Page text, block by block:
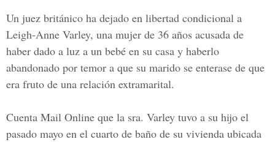
Un juez británico ha dejado en libertad condicional a
Leigh-Anne Varley, una mujer de 36 años acusada de
haber dado a luz a un bebé en su casa y haberlo
abandonado por temor a que su marido se enterase de que
era fruto de una relación extramarital.
Cuenta Mail Online que la sra. Varley tuvo a su hijo el
pasado mayo en el cuarto de baño de su vivienda ubicada